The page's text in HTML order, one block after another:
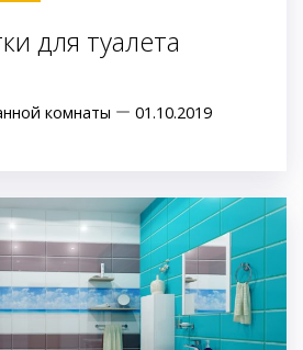
для туалета
комнаты 01.10.2019